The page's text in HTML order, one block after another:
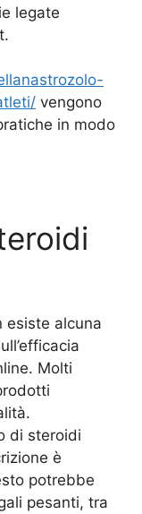
legate
vengono
in modo
esiste alcuna
Molti
di steroidi
è
potrebbe
pesanti, tra